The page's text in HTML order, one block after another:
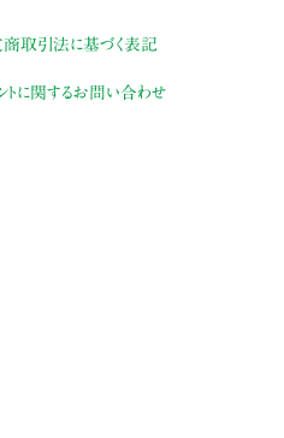
取引法に基づく表記
トに関するお問い合わせ